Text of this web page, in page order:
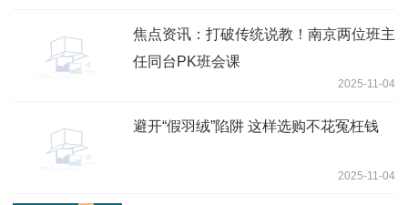
焦点资讯：打破传统说教！南京两位班主
任同台PK班会课
2025-11-04
避开“假羽绒”陷阱 这样选购不花冤枉钱
2025-11-04